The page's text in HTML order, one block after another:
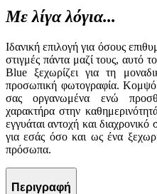
Με λίγα λόγια...
Ιδανική επιλογή για όσους
στιγμές πάντα μαζί τους, αυτό
Blue ξεχωρίζει για τη
προσωπική φωτογραφία. Κομψό
σας οργανωμένα ενώ
χαρακτήρα στην
εγγυάται αντοχή και
για εσάς όσο και ως ένα
πρόσωπα.
Περιγραφή